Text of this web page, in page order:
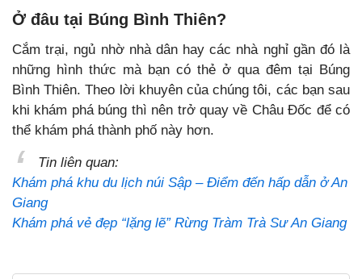
Ở đâu tại Búng Bình Thiên?
Cắm trại, ngủ nhờ nhà dân hay các nhà nghỉ gần đó là
những hình thức mà bạn có thẻ ở qua đêm tại Búng
Bình Thiên. Theo lời khuyên của chúng tôi, các bạn sau
khi khám phá búng thì nên trở quay về Châu Đốc để có
thể khám phá thành phố này hơn.
Tin liên quan:
Khám phá khu du lịch núi Sập – Điểm đến hấp dẫn ở An
Giang
Khám phá vẻ đẹp “lặng lẽ” Rừng Tràm Trà Sư An Giang